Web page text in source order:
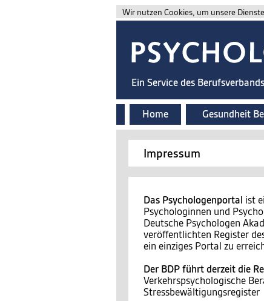
Wir nutzen Cookies, um unsere
Ein Service des
Home Gesundheit
Impressum
Das Psychologenportal ist
Psychologinnen und
Deutsche Psychologen
veröffentlichten Register
ein einziges Portal zu
Der BDP führt derzeit die
Verkehrspsychologische
Stressbewältigungsregister